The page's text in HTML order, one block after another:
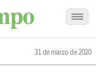
31 de marzo de 2020